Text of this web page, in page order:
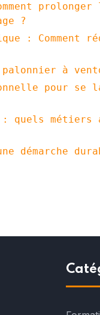
prolonger
?
: Comment
à
pour se
: quels métiers
démarche